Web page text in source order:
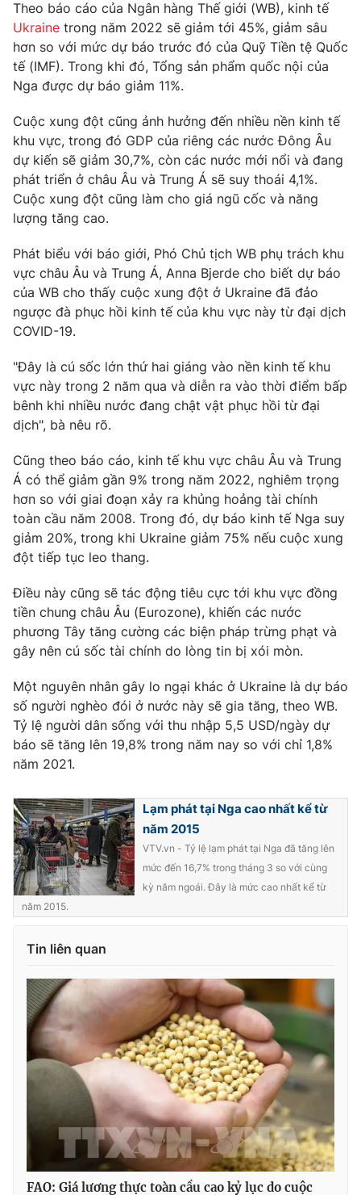
Thế giới đó đây
Câu chuyện quốc tế
Tài chính
Thị trường
Góc doanh nghiệp
Dữ liệu và đời sống
Truyền hình
Phim VTV
Hậu trường
Nhân vật
Khán giả
Giải sao mai
Giải trí
Điện ảnh
Âm nhạc
Sao
Đời sống
Du lịch
Chất lượng cuộc sống
Giáo dục
Tuyển sinh
Học trực tuyến
Công nghệ
Hitech Công nghệ tương lai
Sản phẩm
Thị trường
Tư vấn
Giao lưu trực tuyến
Lịch phát sóng
Chuyên mục khác
Emagazine Podcast
Photo Infographic
Video Shorts video
VTV Money VTV Thể thao
VTV Sức khoẻ Bất động sản
Thị trường 24h Tấm lòng Việt
VTV4 Vươn mình bằng AI
Liên hệ tòa soạn English
THỜI BÁO VTV
Theo dõi báo trên
Cơ quan chủ quản:
Đài Truyền hình Việt Nam
Cơ quan báo chí:Thời báo VTV
Giấy phép hoạt động báo in và báo điện tử số 483/GP-BTTTT
cấp ngày 29/12/2023
Tổng Biên tập:
Vũ Thanh Thủy
Phó Tổng Biên tập:Nguyễn Thị Mỹ Hạnh, Phạm Quốc Thắng,
Nguyễn Trọng Ninh
Tổng đài VTV: 024.38 355 931 - 024.38 355 932
Theo báo cáo của Ngân hàng Thế giới (WB), kinh tế
Ukraine trong năm 2022 sẽ giảm tới 45%, giảm sâu
hơn so với mức dự báo trước đó của Quỹ Tiền tệ Quốc
tế (IMF). Trong khi đó, Tổng sản phẩm quốc nội của
Nga được dự báo giảm 11%.
Cuộc xung đột cũng ảnh hưởng đến nhiều nền kinh tế
khu vực, trong đó GDP của riêng các nước Đông Âu
dự kiến sẽ giảm 30,7%, còn các nước mới nổi và đang
phát triển ở châu Âu và Trung Á sẽ suy thoái 4,1%.
Cuộc xung đột cũng làm cho giá ngũ cốc và năng
lượng tăng cao.
Phát biểu với báo giới, Phó Chủ tịch WB phụ trách khu
vực châu Âu và Trung Á, Anna Bjerde cho biết dự báo
của WB cho thấy cuộc xung đột ở Ukraine đã đảo
ngược đà phục hồi kinh tế của khu vực này từ đại dịch
COVID-19.
"Đây là cú sốc lớn thứ hai giáng vào nền kinh tế khu
vực này trong 2 năm qua và diễn ra vào thời điểm bấp
bênh khi nhiều nước đang chật vật phục hồi từ đại
dịch", bà nêu rõ.
Cũng theo báo cáo, kinh tế khu vực châu Âu và Trung
Á có thể giảm gần 9% trong năm 2022, nghiêm trọng
hơn so với giai đoạn xảy ra khủng hoảng tài chính
toàn cầu năm 2008. Trong đó, dự báo kinh tế Nga suy
giảm 20%, trong khi Ukraine giảm 75% nếu cuộc xung
đột tiếp tục leo thang.
Điều này cũng sẽ tác động tiêu cực tới khu vực đồng
tiền chung châu Âu (Eurozone), khiến các nước
phương Tây tăng cường các biện pháp trừng phạt và
gây nên cú sốc tài chính do lòng tin bị xói mòn.
Một nguyên nhân gây lo ngại khác ở Ukraine là dự báo
số người nghèo đói ở nước này sẽ gia tăng, theo WB.
Tỷ lệ người dân sống với thu nhập 5,5 USD/ngày dự
báo sẽ tăng lên 19,8% trong năm nay so với chỉ 1,8%
năm 2021.
Lạm phát tại Nga cao nhất kể từ
năm 2015
VTV.vn - Tỷ lệ lạm phát tại Nga đã tăng lên
mức đến 16,7% trong tháng 3 so với cùng
kỳ năm ngoái. Đây là mức cao nhất kể từ
năm 2015.
Tin liên quan
FAO: Giá lương thực toàn cầu cao kỷ lục do cuộc